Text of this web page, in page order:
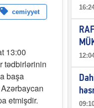
cemiyyet
13:00
tədbirlərinin
başa
etmişdir.